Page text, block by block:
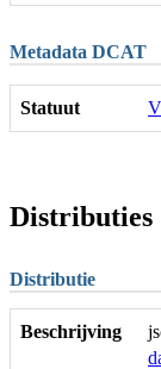
Metadata DCAT
Statuut
Distributies
Distributie
Beschrijving